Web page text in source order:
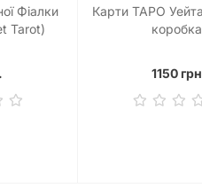
Фіалки
Tarot)
Карти ТАРО
1150